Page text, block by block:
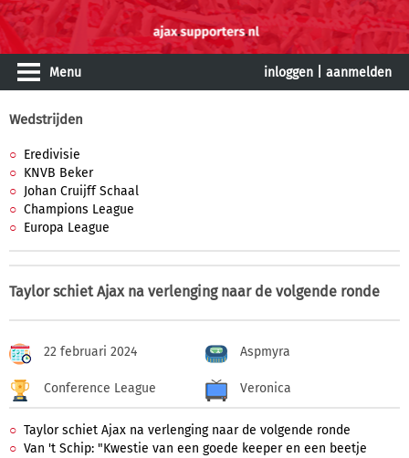
Menu inloggen aanmelden
Wedstrijden
Eredivisie
KNVB Beker
Johan Cruijff Schaal
Champions League
Europa League
Taylor schiet Ajax na verlenging naar de volgende ronde
22 februari 2024 Aspmyra
Conference League Veronica
Taylor schiet Ajax na verlenging naar de volgende ronde
Van 't Schip: "Kwestie van een goede keeper en een beetje